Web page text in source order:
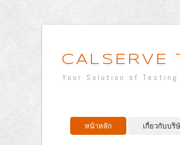
CALSERVE
Your Solution of Testing
หน้าหลัก เกี่ยวกับบริ